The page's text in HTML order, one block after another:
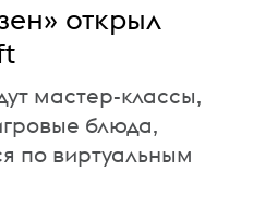
открыл
мастер-классы,
блюда,
по виртуальным